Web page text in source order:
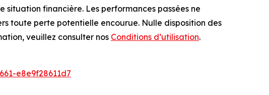
financière. Les performances passées ne
toute perte potentielle encourue. Nulle disposition des
veuillez consulter nos Conditions d’utilisation.
e8e9f28611d7